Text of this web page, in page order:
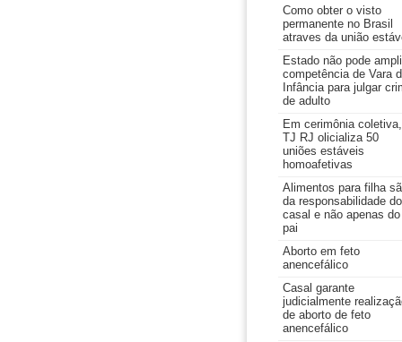
Como obter o visto
permanente no Brasil
atraves da união
Estado não pode
competência de Vara
Infância para julgar
de adulto
Em cerimônia coletiva,
TJ RJ olicializa 50
uniões estáveis
homoafetivas
Alimentos para filha
da responsabilidade do
casal e não apenas do
pai
Aborto em feto
anencefálico
Casal garante
judicialmente
de aborto de feto
anencefálico